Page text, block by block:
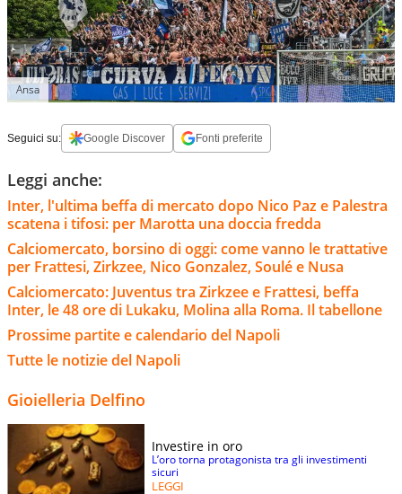
Ansa
Seguici su: Google Discover Fonti preferite
Leggi anche:
Inter, l'ultima beffa di mercato dopo Nico Paz e Palestra
scatena i tifosi: per Marotta una doccia fredda
Calciomercato, borsino di oggi: come vanno le trattative
per Frattesi, Zirkzee, Nico Gonzalez, Soulé e Nusa
Calciomercato: Juventus tra Zirkzee e Frattesi, beffa
Inter, le 48 ore di Lukaku, Molina alla Roma. Il tabellone
Prossime partite e calendario del Napoli
Tutte le notizie del Napoli
Gioielleria Delfino
Investire in oro
L’oro torna protagonista tra gli investimenti
sicuri
LEGGI